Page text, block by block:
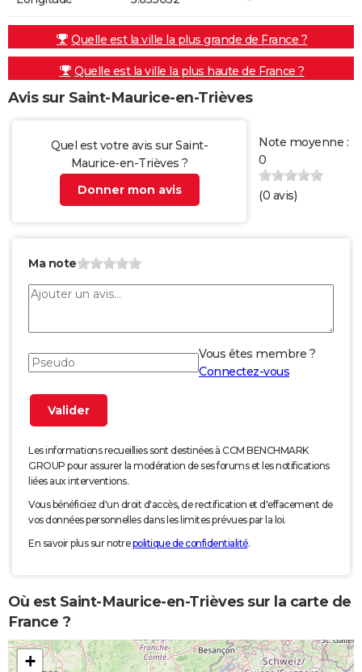
Quelle est la ville la plus grande de France ?
Quelle est la ville la plus haute de France ?
Avis sur Saint-Maurice-en-Trièves
Quel est votre avis sur Saint-
Maurice-en-Trièves ?
Donner mon avis
Note moyenne :
0
(0 avis)
Ma note
Vous êtes membre ?
Connectez-vous
Les informations recueillies sont destinées à CCM BENCHMARK
GROUP pour assurer la modération de ses forums et les notifications
liées aux interventions.
Vous bénéficiez d'un droit d'accès, de rectification et d'effacement de
vos données personnelles dans les limites prévues par la loi.
En savoir plus sur notrepolitique de confidentialité.
Où est Saint-Maurice-en-Trièves sur la carte de
France ?
+